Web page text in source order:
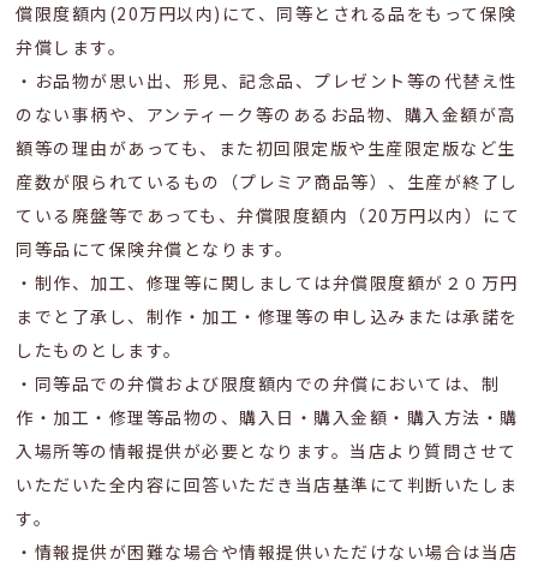
償限度額内(20万円以内)にて、同等とされる品をもって保険
弁償します。
・お品物が思い出、形見、記念品、プレゼント等の代替え性
のない事柄や、アンティーク等のあるお品物、購入金額が高
額等の理由があっても、また初回限定版や生産限定版など生
産数が限られているもの（プレミア商品等）、生産が終了し
ている廃盤等であっても、弁償限度額内（20万円以内）にて
同等品にて保険弁償となります。
・制作、加工、修理等に関しましては弁償限度額が２０万円
までと了承し、制作・加工・修理等の申し込みまたは承諾を
したものとします。
・同等品での弁償および限度額内での弁償においては、制
作・加工・修理等品物の、購入日・購入金額・購入方法・購
入場所等の情報提供が必要となります。当店より質問させて
いただいた全内容に回答いただき当店基準にて判断いたしま
す。
・情報提供が困難な場合や情報提供いただけない場合は当店